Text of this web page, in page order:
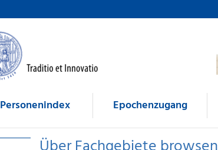
Personenindex Epochenzugang